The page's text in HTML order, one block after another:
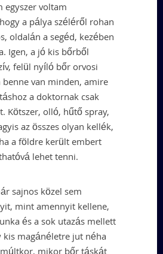
egyszer voltam
a pálya széléről rohan
oldalán a segéd, kezében
Igen, a jó kis bőrből
felül nyíló bőr orvosi
van minden, amire
a doktornak csak
Kötszer, olló, hűtő spray,
az összes olyan kellék,
a földre került embert
lehet tenni.
sajnos közel sem
mint amennyit kellene,
és a sok utazás mellett
magánéletre jut néha